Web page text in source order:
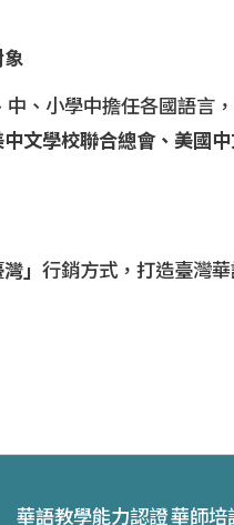
象
、小學中擔任各國語言
中文學校聯合總會、美國
」 行銷方式，打造臺灣華
華語教學能力認證華師培